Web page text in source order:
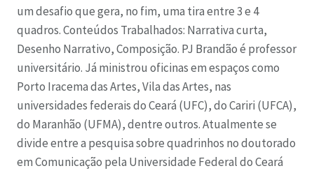
um desafio que gera, no fim, uma tira entre 3 e 4
quadros. Conteúdos Trabalhados: Narrativa curta,
Desenho Narrativo, Composição. PJ Brandão é professor
universitário. Já ministrou oficinas em espaços como
Porto Iracema das Artes, Vila das Artes, nas
universidades federais do Ceará (UFC), do Cariri (UFCA),
do Maranhão (UFMA), dentre outros. Atualmente se
divide entre a pesquisa sobre quadrinhos no doutorado
em Comunicação pela Universidade Federal do Ceará